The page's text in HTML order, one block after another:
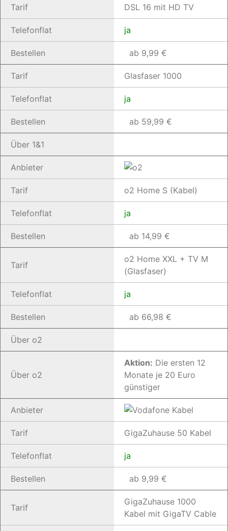
Tarif DSL 16 mit HD TV
Telefonflat ja
Bestellen ab 9,99 €
Tarif Glasfaser 1000
Telefonflat ja
Bestellen ab 59,99 €
Über 1&1
Anbieter
Tarif o2 Home S (Kabel)
Telefonflat ja
Bestellen ab 14,99 €
Tarif
o2 Home XXL + TV M
(Glasfaser)
Telefonflat ja
Bestellen ab 66,98 €
Über o2
Über o2
Aktion: Die ersten 12
Monate je 20 Euro
günstiger
Anbieter
Tarif GigaZuhause 50 Kabel
Telefonflat ja
Bestellen ab 9,99 €
Tarif
GigaZuhause 1000
Kabel mit GigaTV Cable